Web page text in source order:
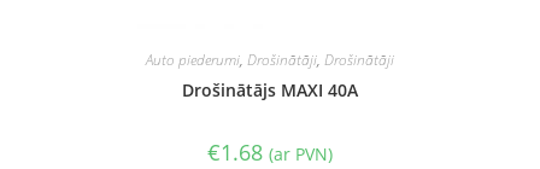
Auto piederumi, Drošinātāji, Drošinātāji
Drošinātājs MAXI 40A
€1.68 (ar PVN)